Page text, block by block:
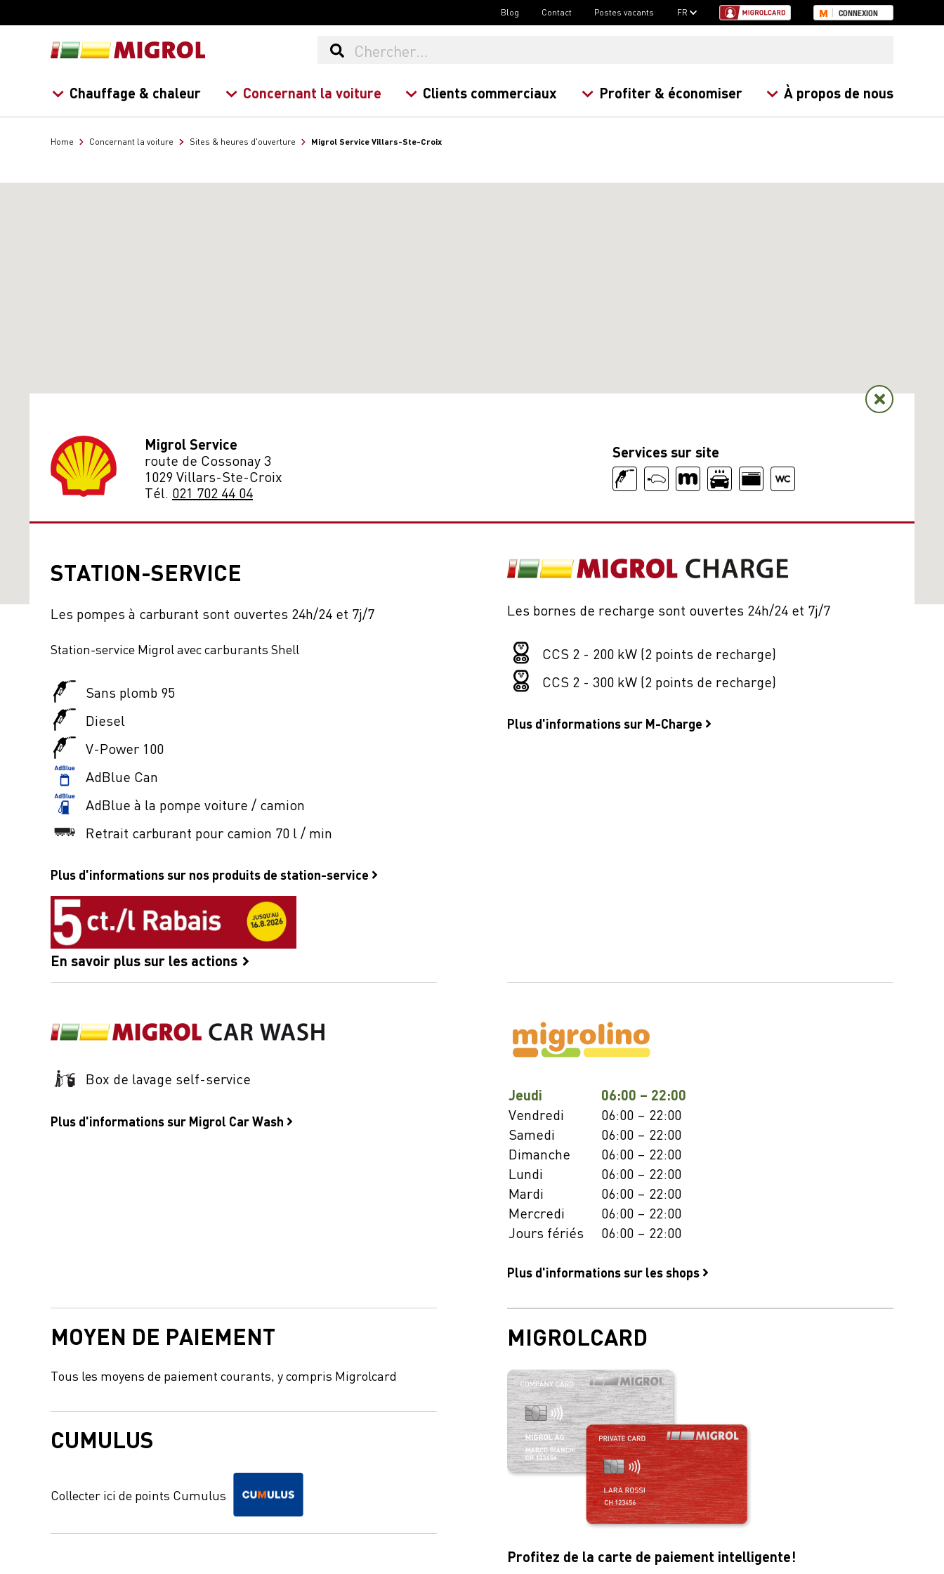
Blog Contact Postes vacants FR CONNEXION
Chauffage & chaleur Concernant la voiture Clients commerciaux Profiter & économiser À propos de nous
Home Concernant la voiture Sites & heures d'ouverture Migrol Service Villars-Ste-Croix
Migrol Service
route de Cossonay 3
1029 Villars-Ste-Croix
Tél. 021 702 44 04
Services sur site
STATION-SERVICE
Les pompes à carburant sont ouvertes 24h/24 et 7j/7
Station-service Migrol avec carburants Shell
Sans plomb 95
Diesel
V-Power 100
AdBlue Can
AdBlue à la pompe voiture / camion
Retrait carburant pour camion 70 l / min
Plus d'informations sur nos produits de station-service
En savoir plus sur les actions
Les bornes de recharge sont ouvertes 24h/24 et 7j/7
CCS 2 - 200 kW (2 points de recharge)
CCS 2 - 300 kW (2 points de recharge)
Plus d'informations sur M-Charge
Box de lavage self-service
Plus d'informations sur Migrol Car Wash
Jeudi 06:00 – 22:00
Vendredi
06:00 – 22:00
Samedi
06:00 – 22:00
Dimanche
06:00 – 22:00
Lundi
06:00 – 22:00
Mardi
06:00 – 22:00
Mercredi
06:00 – 22:00
Jours fériés
06:00 – 22:00
Plus d'informations sur les shops
MOYEN DE PAIEMENT
Tous les moyens de paiement courants, y compris Migrolcard
CUMULUS
Collecter ici de points Cumulus
MIGROLCARD
Profitez de la carte de paiement intelligente!